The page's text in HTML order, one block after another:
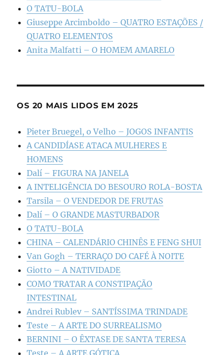
O TATU-BOLA
Giuseppe Arcimboldo – QUATRO ESTAÇÕES /
QUATRO ELEMENTOS
Anita Malfatti – O HOMEM AMARELO
OS 20 MAIS LIDOS EM 2025
Pieter Bruegel, o Velho – JOGOS INFANTIS
A CANDIDÍASE ATACA MULHERES E
HOMENS
Dalí – FIGURA NA JANELA
A INTELIGÊNCIA DO BESOURO ROLA-BOSTA
Tarsila – O VENDEDOR DE FRUTAS
Dalí – O GRANDE MASTURBADOR
O TATU-BOLA
CHINA – CALENDÁRIO CHINÊS E FENG SHUI
Van Gogh – TERRAÇO DO CAFÉ À NOITE
Giotto – A NATIVIDADE
COMO TRATAR A CONSTIPAÇÃO
INTESTINAL
Andrei Rublev – SANTÍSSIMA TRINDADE
Teste – A ARTE DO SURREALISMO
BERNINI – O ÊXTASE DE SANTA TERESA
Teste – A ARTE GÓTICA